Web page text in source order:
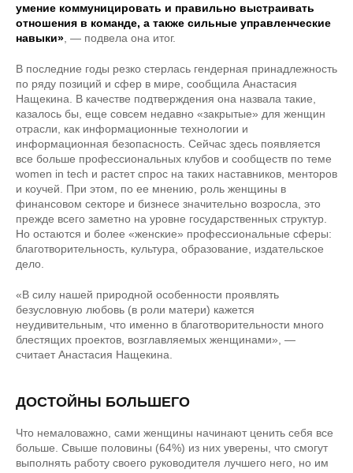
умение коммуницировать и правильно выстраивать
отношения в команде, а также сильные управленческие
навыки» , — подвела она итог.
В последние годы резко стерлась гендерная принадлежность
по ряду позиций и сфер в мире, сообщила Анастасия
Нащекина. В качестве подтверждения она назвала такие,
казалось бы, еще совсем недавно «закрытые» для женщин
отрасли, как информационные технологии и
информационная безопасность. Сейчас здесь появляется
все больше профессиональных клубов и сообществ по теме
women in tech и растет спрос на таких наставников, менторов
и коучей. При этом, по ее мнению, роль женщины в
финансовом секторе и бизнесе значительно возросла, это
прежде всего заметно на уровне государственных структур.
Но остаются и более «женские» профессиональные сферы:
благотворительность, культура, образование, издательское
дело.
«В силу нашей природной особенности проявлять
безусловную любовь (в роли матери) кажется
неудивительным, что именно в благотворительности много
блестящих проектов, возглавляемых женщинами», —
считает Анастасия Нащекина.
ДОСТОЙНЫ БОЛЬШЕГО
Что немаловажно, сами женщины начинают ценить себя все
больше. Свыше половины (64%) из них уверены, что смогут
выполнять работу своего руководителя лучшего него, но им